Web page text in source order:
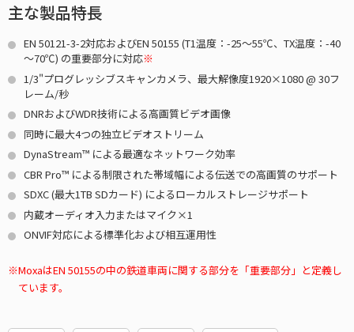
主な製品特長
EN 50121-3-2対応およびEN 50155 (T1温度：-25～55℃、TX温度：-40
～70℃) の重要部分に対応※
1/3"プログレッシブスキャンカメラ、最大解像度1920×1080 @ 30フ
レーム/秒
DNRおよびWDR技術による高画質ビデオ画像
同時に最大4つの独立ビデオストリーム
DynaStream™ による最適なネットワーク効率
CBR Pro™ による制限された帯域幅による伝送での高画質のサポート
SDXC (最大1TB SDカード) によるローカルストレージサポート
内蔵オーディオ入力またはマイク×1
ONVIF対応による標準化および相互運用性
MoxaはEN 50155の中の鉄道車両に関する部分を「重要部分」と定義し
ています。